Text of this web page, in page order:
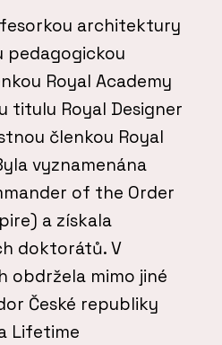
architektury
pedagogickou
Royal Academy
titulu Royal Designer
členkou Royal
vyznamenána
of the Order
a získala
doktorátů. V
obdržela mimo jiné
České republiky
Lifetime